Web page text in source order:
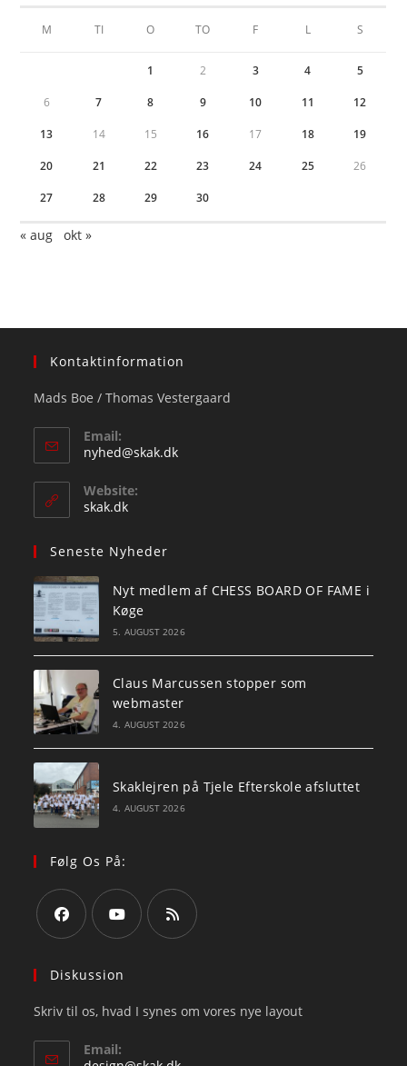
M TI O TO F L S
1 2 3 4 5
6 7 8 9 10 11 12
13 14 15 16 17 18 19
20 21 22 23 24 25 26
27 28 29 30
« aug okt »
Kontaktinformation
Mads Boe / Thomas Vestergaard
Email:
nyhed@skak.dkOpens
Website:
skak.dk
Seneste Nyheder
Nyt medlem af CHESS BOARD OF FAME i
Køge
5. AUGUST 2026
Claus Marcussen stopper som
webmaster
4. AUGUST 2026
Skaklejren på Tjele Efterskole afsluttet
4. AUGUST 2026
Følg Os På:
in
new
tab
in
new
new
Diskussion
Skriv til os, hvad I synes om vores nye layout
Email: